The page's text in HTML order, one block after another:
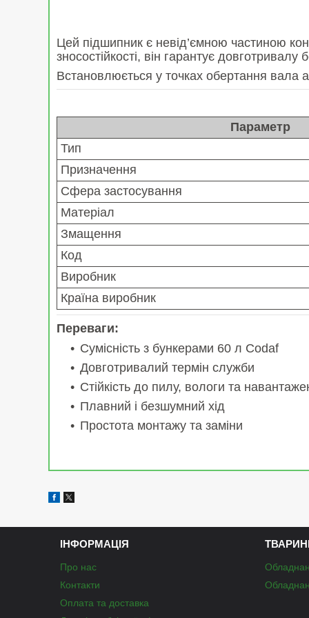
Цей підшипник є невід’ємною частиною
зносостійкості, він гарантує
Встановлюється у точках обертання вала
Параметр
Тип
Призначення
Сфера застосування
Матеріал
Змащення
Код
Виробник
Країна виробник
Переваги:
Сумісність з бункерами 60 л Codaf
Довготривалий термін служби
Стійкість до пилу, вологи та
Плавний і безшумний хід
Простота монтажу та заміни
ІНФОРМАЦІЯ
Про нас
Контакти
Оплата та доставка